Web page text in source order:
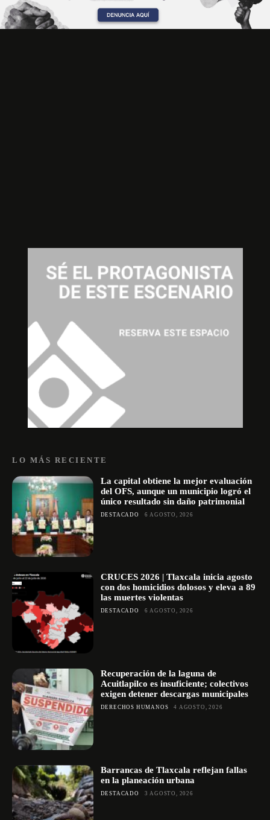
LO MÁS RECIENTE
La capital obtiene la mejor evaluación
del OFS, aunque un municipio logró el
único resultado sin daño patrimonial
DESTACADO 6 AGOSTO, 2026
CRUCES 2026 | Tlaxcala inicia agosto
con dos homicidios dolosos y eleva a 89
las muertes violentas
DESTACADO 6 AGOSTO, 2026
Recuperación de la laguna de
Acuitlapilco es insuficiente; colectivos
exigen detener descargas municipales
DERECHOS HUMANOS 4 AGOSTO, 2026
Barrancas de Tlaxcala reflejan fallas
en la planeación urbana
DESTACADO 3 AGOSTO, 2026